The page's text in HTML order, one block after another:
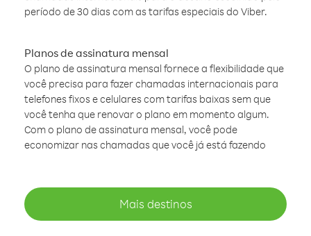
período de 30 dias com as tarifas especiais do Viber.
Planos de assinatura mensal
O plano de assinatura mensal fornece a flexibilidade que
você precisa para fazer chamadas internacionais para
telefones fixos e celulares com tarifas baixas sem que
você tenha que renovar o plano em momento algum.
Com o plano de assinatura mensal, você pode
economizar nas chamadas que você já está fazendo
Mais destinos